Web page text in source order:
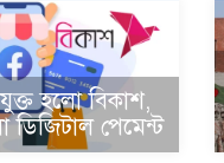
হলো বিকাশ,
পেমেন্ট